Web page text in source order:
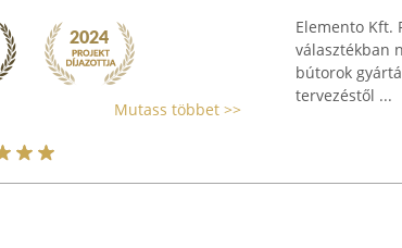
Mutass többet >>
Elemento Kft.
választékban
bútorok
tervezéstől ...